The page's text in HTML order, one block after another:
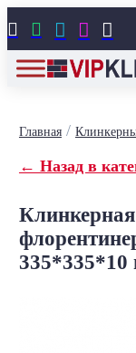
    
Главная/
← Назад в
Клинкерная
335*335*10